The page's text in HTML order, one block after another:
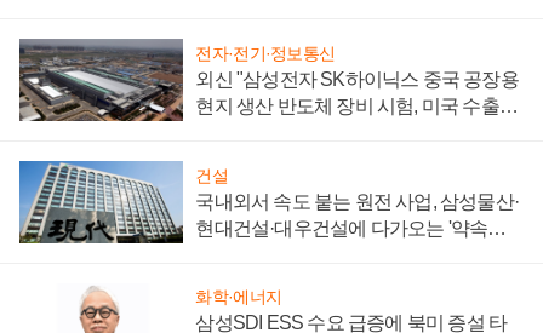
전자·전기·정보통신
외신 "삼성전자 SK하이닉스 중국 공장용
현지 생산 반도체 장비 시험, 미국 수출통
건설
국내외서 속도 붙는 원전 사업, 삼성물산·
현대건설·대우건설에 다가오는 '약속의
화학·에너지
삼성SDI ESS 수요 급증에 북미 증설 타